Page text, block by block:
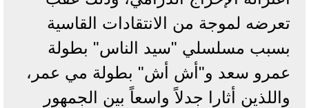
تعرضه لموجة من الانتقادات القاسية
بسبب مسلسلي "سيد الناس" بطولة
عمرو سعد و"أش أش" بطولة مي عمر،
واللذين أثارا جدلاً واسعاً بين الجمهور